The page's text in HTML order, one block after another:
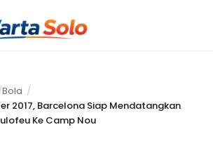
Bola
2017, Barcelona Siap Mendatangkan
Ke Camp Nou